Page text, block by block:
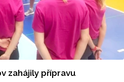
zahájily přípravu